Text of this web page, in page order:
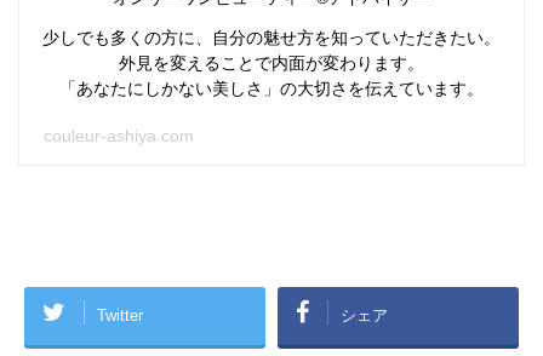
少しでも多くの方に、自分の魅せ方を知っていただきたい。
外見を変えることで内面が変わります。
「あなたにしかない美しさ」の大切さを伝えています。
couleur-ashiya.com
Twitter シェア